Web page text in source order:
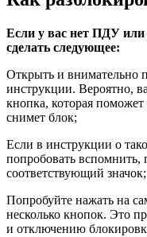
Если у вас нет ПДУ или
сделать следующее:
Открыть и внимательно
инструкции. Вероятно,
кнопка, которая
снимет блок;
Если в инструкции о
попробовать вспомнить,
соответствующий значок;
Попробуйте нажать на
несколько кнопок. Это
и отключению